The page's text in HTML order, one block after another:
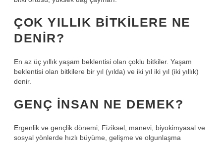
ÇOK YILLIK BITKILERE NE
DENIR?
En az üç yıllık yaşam beklentisi olan çoklu bitkiler. Yaşam
beklentisi olan bitkilere bir yıl (yılda) ve iki yıl iki yıl (iki yıllık)
denir.
GENÇ INSAN NE DEMEK?
Ergenlik ve gençlik dönemi; Fiziksel, manevi, biyokimyasal ve
sosyal yönlerde hızlı büyüme, gelişme ve olgunlaşma